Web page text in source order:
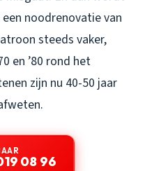
noodrenovatie van
steeds vaker,
en ’80 rond het
zijn nu 40-50 jaar
08 96